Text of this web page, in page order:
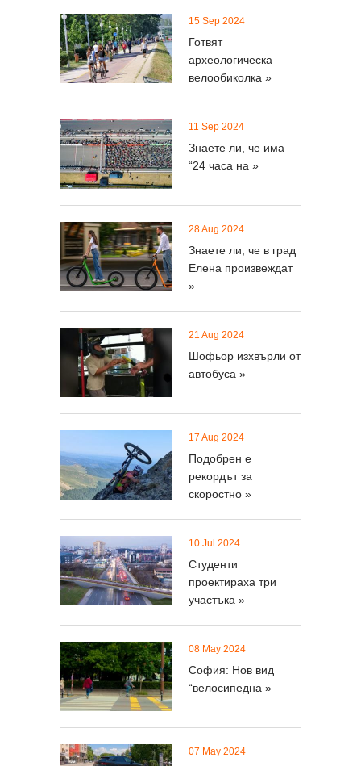
15 Sep 2024
Готвят
археологическа
велообиколка »
11 Sep 2024
Знаете ли, че има
“24 часа на »
28 Aug 2024
Знаете ли, че в град
Елена произвеждат
»
21 Aug 2024
Шофьор изхвърли от
автобуса »
17 Aug 2024
Подобрен е
рекордът за
скоростно »
10 Jul 2024
Студенти
проектираха три
участъка »
08 May 2024
София: Нов вид
“велосипедна »
07 May 2024